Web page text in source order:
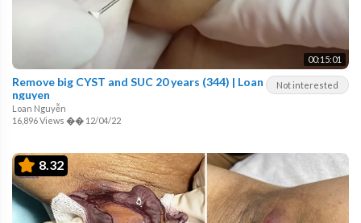
00:15:01
Not interested
Remove big CYST and SUC 20 years (344) | Loan
nguyen
Loan Nguyễn
16,896 Views �� 12/04/22
8.32